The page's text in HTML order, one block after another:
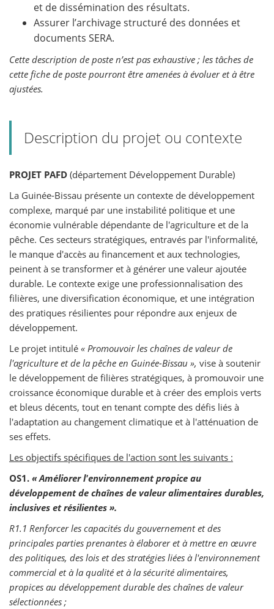
et de dissémination des résultats.
Assurer l’archivage structuré des données et
documents SERA.
Cette description de poste n’est pas exhaustive ; les tâches de
cette fiche de poste pourront être amenées à évoluer et à être
ajustées.
Description du projet ou contexte
PROJET PAFD (département Développement Durable)
La Guinée-Bissau présente un contexte de développement
complexe, marqué par une instabilité politique et une
économie vulnérable dépendante de l'agriculture et de la
pêche. Ces secteurs stratégiques, entravés par l'informalité,
le manque d'accès au financement et aux technologies,
peinent à se transformer et à générer une valeur ajoutée
durable. Le contexte exige une professionnalisation des
filières, une diversification économique, et une intégration
des pratiques résilientes pour répondre aux enjeux de
développement.
Le projet intitulé « Promouvoir les chaînes de valeur de
l'agriculture et de la pêche en Guinée-Bissau », vise à soutenir
le développement de filières stratégiques, à promouvoir une
croissance économique durable et à créer des emplois verts
et bleus décents, tout en tenant compte des défis liés à
l'adaptation au changement climatique et à l'atténuation de
ses effets.
Les objectifs spécifiques de l'action sont les suivants :
OS1. « Améliorer l'environnement propice au
développement de chaînes de valeur alimentaires durables,
inclusives et résilientes ».
R1.1 Renforcer les capacités du gouvernement et des
principales parties prenantes à élaborer et à mettre en œuvre
des politiques, des lois et des stratégies liées à l'environnement
commercial et à la qualité et à la sécurité alimentaires,
propices au développement durable des chaînes de valeur
sélectionnées ;